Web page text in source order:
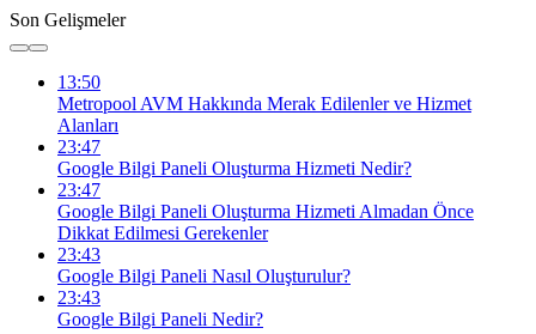
Son Gelişmeler
13:50
Metropool AVM Hakkında Merak Edilenler ve Hizmet
Alanları
23:47
Google Bilgi Paneli Oluşturma Hizmeti Nedir?
23:47
Google Bilgi Paneli Oluşturma Hizmeti Almadan Önce
Dikkat Edilmesi Gerekenler
23:43
Google Bilgi Paneli Nasıl Oluşturulur?
23:43
Google Bilgi Paneli Nedir?